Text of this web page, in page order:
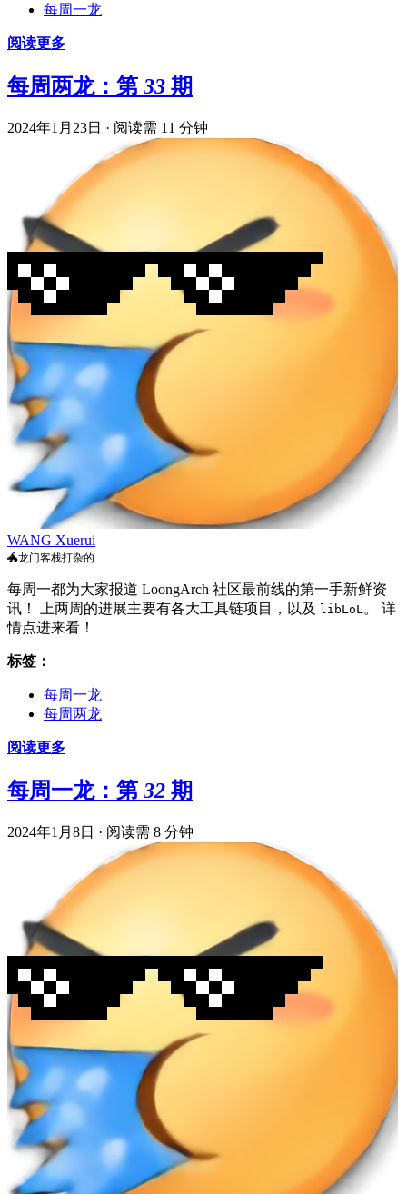
每周一龙
阅读更多
每周两龙：第 33 期
2024年1月23日 · 阅读需 11 分钟
WANG Xuerui
🐲龙门客栈打杂的
每周一都为大家报道 LoongArch 社区最前线的第一手新鲜资
讯！ 上两周的进展主要有各大工具链项目，以及 libLoL 。 详
情点进来看！
标签：
每周一龙
每周两龙
阅读更多
每周一龙：第 32 期
2024年1月8日 · 阅读需 8 分钟